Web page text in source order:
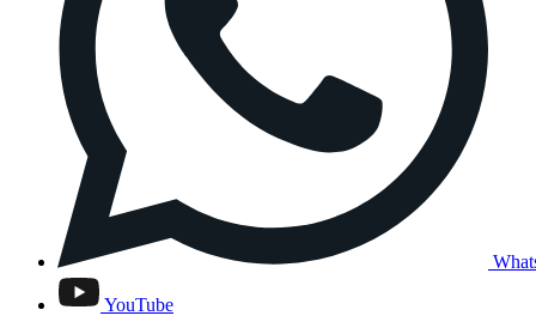
YouTube